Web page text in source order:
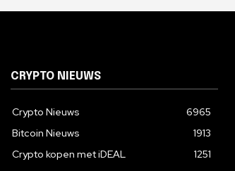
CRYPTO NIEUWS
Crypto Nieuws
6965
Bitcoin Nieuws
1913
Crypto kopen met iDEAL
1251